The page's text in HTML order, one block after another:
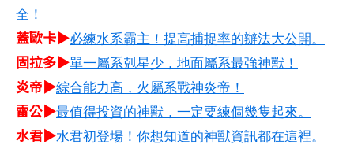
全！
蓋歐卡▶必練水系霸主！提高捕捉率的辦法大公開。
固拉多▶單一屬系剋星少，地面屬系最強神獸！
炎帝▶綜合能力高，火屬系戰神炎帝！
雷公▶最值得投資的神獸，一定要練個幾隻起來。
水君▶水君初登場！你想知道的神獸資訊都在這裡。